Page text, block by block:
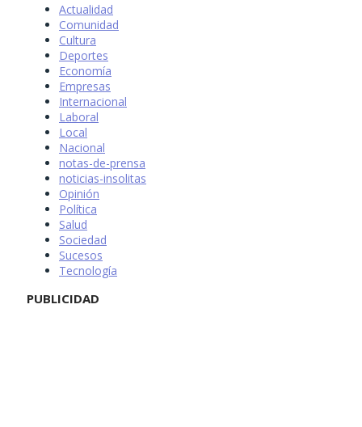
Actualidad
Comunidad
Cultura
Deportes
Economía
Empresas
Internacional
Laboral
Local
Nacional
notas-de-prensa
noticias-insolitas
Opinión
Política
Salud
Sociedad
Sucesos
Tecnología
PUBLICIDAD